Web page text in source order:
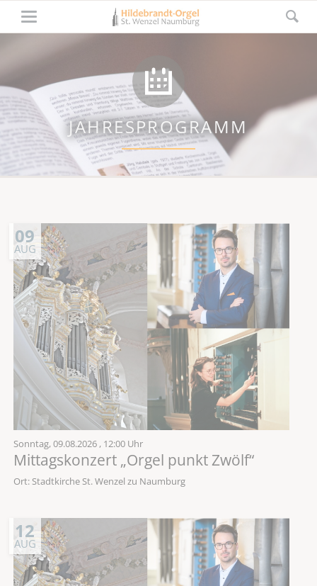
JAHRESPROGRAMM
09
AUG
Sonntag,09.08.2026 , 12:00 Uhr
Mittagskonzert „Orgel punkt Zwölf“
Ort: Stadtkirche St. Wenzel zu Naumburg
12
AUG